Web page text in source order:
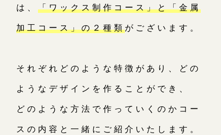
は、 「ワックス制作コース」と「金属
加工コース」の２種類がございます。
それぞれどのような特徴があり、どの
ようなデザインを作ることができ、
どのような方法で作っていくのかコー
スの内容と一緒にご紹介いたします。